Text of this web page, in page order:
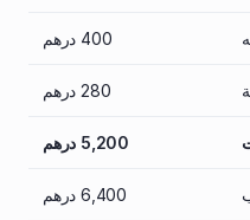
400 درهم
280 درهم
5,200 درهم
6,400 درهم